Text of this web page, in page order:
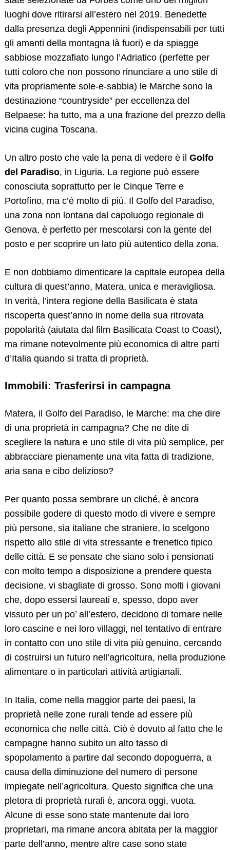
luoghi dove ritirarsi all’estero nel 2019. Benedette
dalla presenza degli Appennini (indispensabili per tutti
gli amanti della montagna là fuori) e da spiagge
sabbiose mozzafiato lungo l’Adriatico (perfette per
tutti coloro che non possono rinunciare a uno stile di
vita propriamente sole-e-sabbia) le Marche sono la
destinazione “countryside” per eccellenza del
Belpaese: ha tutto, ma a una frazione del prezzo della
vicina cugina Toscana.
Un altro posto che vale la pena di vedere è il Golfo
del Paradiso, in Liguria. La regione può essere
conosciuta soprattutto per le Cinque Terre e
Portofino, ma c’è molto di più. Il Golfo del Paradiso,
una zona non lontana dal capoluogo regionale di
Genova, è perfetto per mescolarsi con la gente del
posto e per scoprire un lato più autentico della zona.
E non dobbiamo dimenticare la capitale europea della
cultura di quest’anno, Matera, unica e meravigliosa.
In verità, l’intera regione della Basilicata è stata
riscoperta quest’anno in nome della sua ritrovata
popolarità (aiutata dal film Basilicata Coast to Coast),
ma rimane notevolmente più economica di altre parti
d’Italia quando si tratta di proprietà.
Immobili: Trasferirsi in campagna
Matera, il Golfo del Paradiso, le Marche: ma che dire
di una proprietà in campagna? Che ne dite di
scegliere la natura e uno stile di vita più semplice, per
abbracciare pienamente una vita fatta di tradizione,
aria sana e cibo delizioso?
Per quanto possa sembrare un cliché, è ancora
possibile godere di questo modo di vivere e sempre
più persone, sia italiane che straniere, lo scelgono
rispetto allo stile di vita stressante e frenetico tipico
delle città. E se pensate che siano solo i pensionati
con molto tempo a disposizione a prendere questa
decisione, vi sbagliate di grosso. Sono molti i giovani
che, dopo essersi laureati e, spesso, dopo aver
vissuto per un po’ all’estero, decidono di tornare nelle
loro cascine e nei loro villaggi, nel tentativo di entrare
in contatto con uno stile di vita più genuino, cercando
di costruirsi un futuro nell’agricoltura, nella produzione
alimentare o in particolari attività artigianali.
In Italia, come nella maggior parte dei paesi, la
proprietà nelle zone rurali tende ad essere più
economica che nelle città. Ciò è dovuto al fatto che le
campagne hanno subito un alto tasso di
spopolamento a partire dal secondo dopoguerra, a
causa della diminuzione del numero di persone
impiegate nell’agricoltura. Questo significa che una
pletora di proprietà rurali è, ancora oggi, vuota.
Alcune di esse sono state mantenute dai loro
proprietari, ma rimane ancora abitata per la maggior
parte dell’anno, mentre altre case sono state
Search
for: